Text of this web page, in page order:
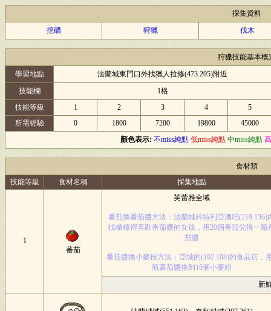
採集資料
挖礦
狩獵 伐木
狩獵技能基本概
學習地點
法蘭城東門口外找獵人拉修(473.205)附近
技能欄
1格
技能等級
1 2 3 4
5
所需經驗
0 1800 7200 19800
45000
顏色表示: 不miss純點 低miss純點 中miss純點
食材類
技能等級
食材名稱 採集地點
1
蕃茄
芙蕾雅全域
番茄換番茄醬方法：法蘭城科特利亞酒吧(219.136)
找櫃檯裡喜歡番茄醬的女孩，用20個番茄兌換一瓶
茄醬
番茄醬換小麥粉方法：亞城的(192.108)的食品店，
瓶蕃茄醬換到16個小麥粉
新